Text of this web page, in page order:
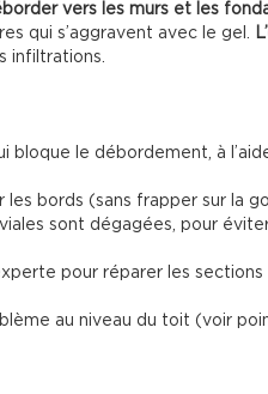
vers les murs et les
qui s’aggravent avec le gel.
infiltrations.
bloque le débordement, à
les bords (sans frapper sur la
sont dégagées, pour
pour réparer les
au niveau du toit (voir